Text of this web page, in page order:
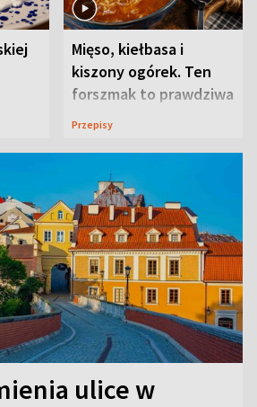
Mięso, kiełbasa i
kiszony ogórek. Ten
forszmak to prawdziwa
uczta
Przepisy
ulice w